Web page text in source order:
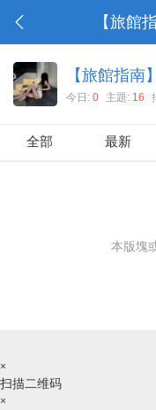
【旅館
【旅館指南
今日: 0 主題: 16
全部 最新
本版塊
×
扫描二维码
×